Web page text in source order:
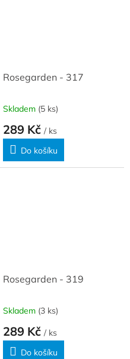
Rosegarden - 317
Skladem (5 ks)
289 Kč / ks
Do košíku
Rosegarden - 319
Skladem (3 ks)
289 Kč / ks
Do košíku